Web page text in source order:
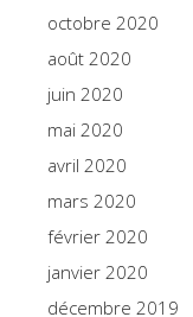
octobre 2020
août 2020
juin 2020
mai 2020
avril 2020
mars 2020
février 2020
janvier 2020
décembre 2019